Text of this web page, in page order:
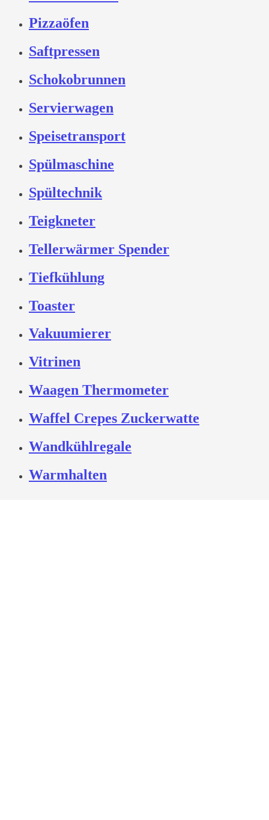
Pizzaöfen
Saftpressen
Schokobrunnen
Servierwagen
Speisetransport
Spülmaschine
Spültechnik
Teigkneter
Tellerwärmer Spender
Tiefkühlung
Toaster
Vakuumierer
Vitrinen
Waagen Thermometer
Waffel Crepes Zuckerwatte
Wandkühlregale
Warmhalten